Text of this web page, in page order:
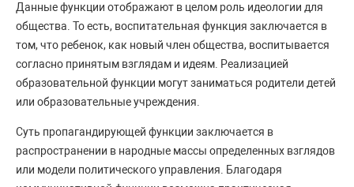
Данные функции отображают в целом роль идеологии для
общества. То есть, воспитательная функция заключается в
том, что ребенок, как новый член общества, воспитывается
согласно принятым взглядам и идеям. Реализацией
образовательной функции могут заниматься родители детей
или образовательные учреждения.
Суть пропагандирующей функции заключается в
распространении в народные массы определенных взглядов
или модели политического управления. Благодаря